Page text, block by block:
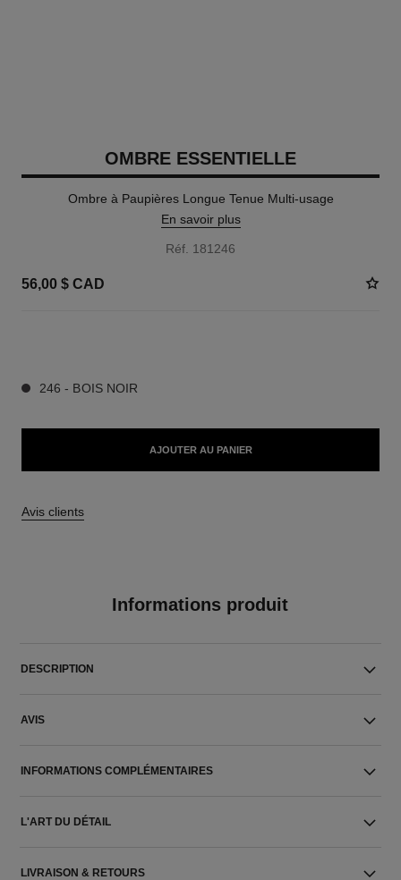
OMBRE ESSENTIELLE
Ombre à Paupières Longue Tenue Multi-usage
En savoir plus
Réf. 181246
56,00 $ CAD
246 - BOIS NOIR
AJOUTER AU PANIER
Avis clients
Informations produit
DESCRIPTION
AVIS
INFORMATIONS COMPLÉMENTAIRES
L'ART DU DÉTAIL
LIVRAISON & RETOURS